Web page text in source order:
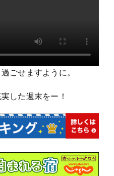
ごせますように。
した週末をー！